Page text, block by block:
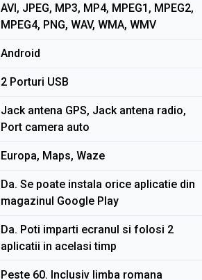
AVI, JPEG, MP3, MP4, MPEG1, MPEG2,
MPEG4, PNG, WAV, WMA, WMV
Android
2 Porturi USB
Jack antena GPS, Jack antena radio,
Port camera auto
Europa, Maps, Waze
Da. Se poate instala orice aplicatie din
magazinul Google Play
Da. Poti imparti ecranul si folosi 2
aplicatii in acelasi timp
Peste 60. Inclusiv limba romana